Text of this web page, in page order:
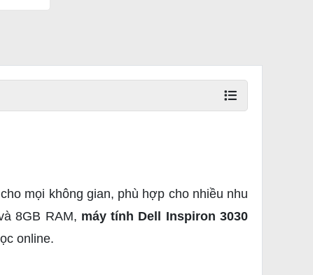
mọi không gian, phù hợp cho nhiều nhu
8GB RAM, máy tính Dell Inspiron 3030
online.